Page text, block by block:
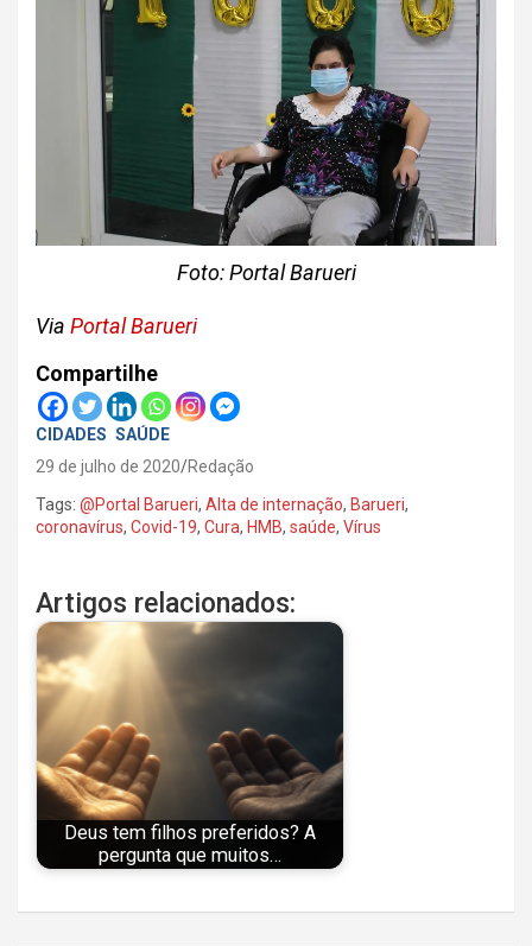
Foto: Portal Barueri
Via Portal Barueri
Compartilhe
CIDADES SAÚDE
29 de julho de 2020 Redação
Tags: @Portal Barueri, Alta de internação, Barueri,
coronavírus, Covid-19, Cura, HMB, saúde, Vírus
Artigos relacionados:
Deus tem filhos preferidos? A
pergunta que muitos…